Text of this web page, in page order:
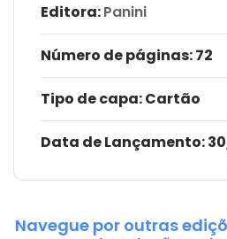
Editora:Panini
Número de páginas: 72
Tipo de capa:Cartão
Data de Lançamento:
Navegue por outras